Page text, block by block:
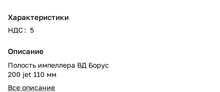
Характеристики
НДС: 5
Описание
Полость импеллера ВД Борус
200 jet 110 мм
Все описание